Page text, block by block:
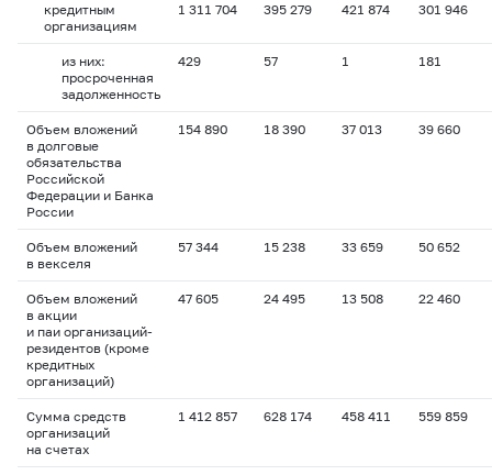
кредитным
организациям
1 311 704 395 279 421 874 301 946
из них:
просроченная
задолженность
429 57 1 181
Объем вложений
в долговые
обязательства
Российской
Федерации и Банка
России
154 890 18 390 37 013 39 660
Объем вложений
в векселя
57 344 15 238 33 659 50 652
Объем вложений
в акции
и паи организаций-
резидентов (кроме
кредитных
организаций)
47 605 24 495 13 508 22 460
Сумма средств
организаций
на счетах
1 412 857 628 174 458 411 559 859